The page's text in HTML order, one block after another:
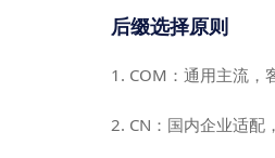
后缀选择原则
1. COM：通用主流，
2. CN：国内企业适配